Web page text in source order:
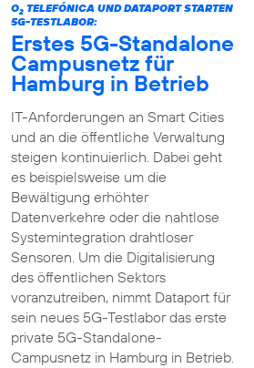
O2TELEFÓNICA UND DATAPORT STARTEN
5G-TESTLABOR:
Erstes 5G-Standalone
Campusnetz für
Hamburg in Betrieb
IT-Anforderungen an Smart Cities
und an die öffentliche Verwaltung
steigen kontinuierlich. Dabei geht
es beispielsweise um die
Bewältigung erhöhter
Datenverkehre oder die nahtlose
Systemintegration drahtloser
Sensoren. Um die Digitalisierung
des öffentlichen Sektors
voranzutreiben, nimmt Dataport für
sein neues 5G-Testlabor das erste
private 5G-Standalone-
Campusnetz in Hamburg in Betrieb.